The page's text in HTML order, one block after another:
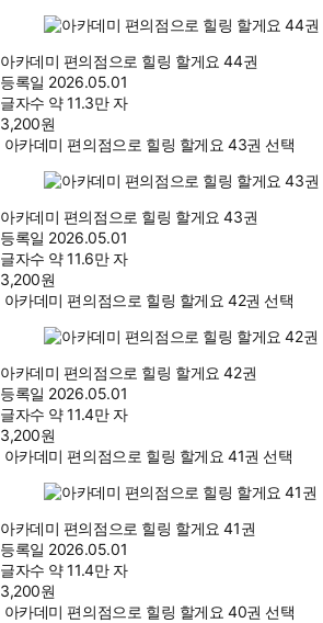
아카데미 편의점으로 힐링 할게요 44권
등록일 2026.05.01
글자수 약 11.3만 자
3,200원
아카데미 편의점으로 힐링 할게요 43권 선택
아카데미 편의점으로 힐링 할게요 43권
등록일 2026.05.01
글자수 약 11.6만 자
3,200원
아카데미 편의점으로 힐링 할게요 42권 선택
아카데미 편의점으로 힐링 할게요 42권
등록일 2026.05.01
글자수 약 11.4만 자
3,200원
아카데미 편의점으로 힐링 할게요 41권 선택
아카데미 편의점으로 힐링 할게요 41권
등록일 2026.05.01
글자수 약 11.4만 자
3,200원
아카데미 편의점으로 힐링 할게요 40권 선택